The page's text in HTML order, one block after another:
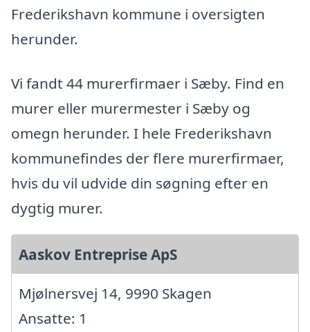
Frederikshavn kommune i oversigten
herunder.
Vi fandt 44 murerfirmaer i Sæby. Find en
murer eller murermester i Sæby og
omegn herunder. I hele Frederikshavn
kommunefindes der flere murerfirmaer,
hvis du vil udvide din søgning efter en
dygtig murer.
Aaskov Entreprise ApS
Mjølnersvej 14, 9990 Skagen
Ansatte: 1